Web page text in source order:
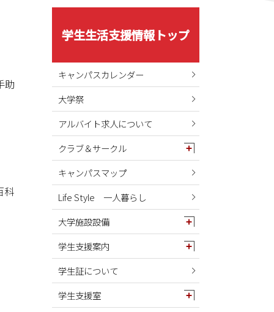
助
科
学生生活支援情報トップ
キャンパスカレンダー
大学祭
アルバイト求人について
クラブ＆サークル
キャンパスマップ
Life Style 一人暮らし
大学施設設備
学生支援案内
学生証について
学生支援室